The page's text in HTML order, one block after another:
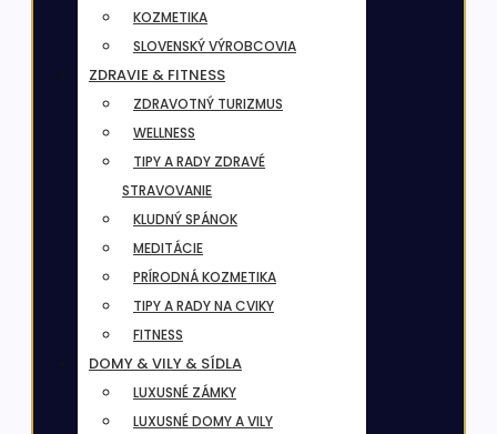
KOZMETIKA
SLOVENSKÝ VÝROBCOVIA
ZDRAVIE & FITNESS
ZDRAVOTNÝ TURIZMUS
WELLNESS
TIPY A RADY ZDRAVÉ
STRAVOVANIE
KLUDNÝ SPÁNOK
MEDITÁCIE
PRÍRODNÁ KOZMETIKA
TIPY A RADY NA CVIKY
FITNESS
DOMY & VILY & SÍDLA
LUXUSNÉ ZÁMKY
LUXUSNÉ DOMY A VILY